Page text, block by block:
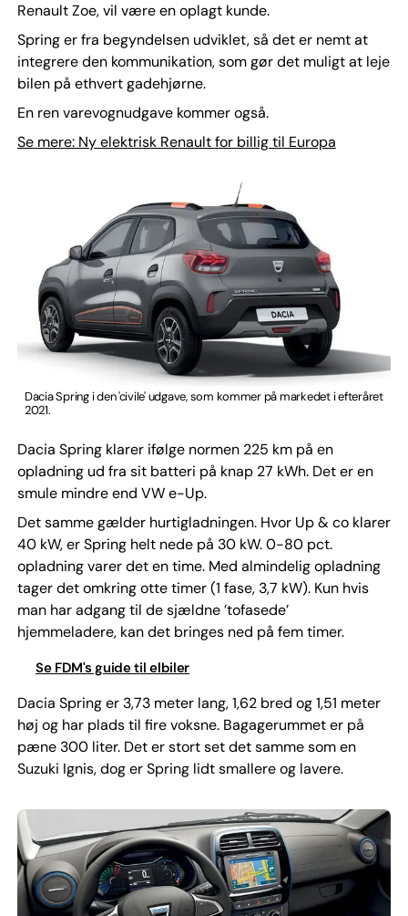
Renault Zoe, vil være en oplagt kunde.
Spring er fra begyndelsen udviklet, så det er nemt at
integrere den kommunikation, som gør det muligt at leje
bilen på ethvert gadehjørne.
En ren varevognudgave kommer også.
Se mere: Ny elektrisk Renault for billig til Europa
Dacia Spring i den 'civile' udgave, som kommer på markedet i efteråret
2021.
Dacia Spring klarer ifølge normen 225 km på en
opladning ud fra sit batteri på knap 27 kWh. Det er en
smule mindre end VW e-Up.
Det samme gælder hurtigladningen. Hvor Up & co klarer
40 kW, er Spring helt nede på 30 kW. 0-80 pct.
opladning varer det en time. Med almindelig opladning
tager det omkring otte timer (1 fase, 3,7 kW). Kun hvis
man har adgang til de sjældne ’tofasede’
hjemmeladere, kan det bringes ned på fem timer.
Se FDM's guide til elbiler
Dacia Spring er 3,73 meter lang, 1,62 bred og 1,51 meter
høj og har plads til fire voksne. Bagagerummet er på
pæne 300 liter. Det er stort set det samme som en
Suzuki Ignis, dog er Spring lidt smallere og lavere.